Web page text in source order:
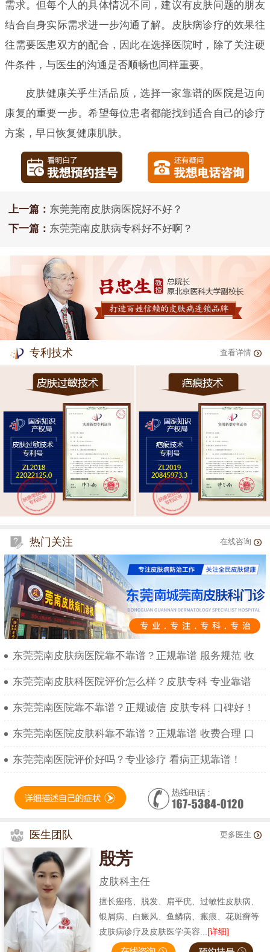
需求。但每个人的具体情况不同，建议有皮肤问题的朋友
结合自身实际需求进一步沟通了解。皮肤病诊疗的效果往
往需要医患双方的配合，因此在选择医院时，除了关注硬
件条件，与医生的沟通是否顺畅也同样重要。
皮肤健康关乎生活品质，选择一家靠谱的医院是迈向
康复的重要一步。希望每位患者都能找到适合自己的诊疗
方案，早日恢复健康肌肤。
上一篇： 东莞莞南皮肤病医院好不好？
下一篇： 东莞莞南皮肤病专科好不好啊？
专利技术 查看详情
热门关注 在线咨询
东莞莞南皮肤病医院靠不靠谱？正规靠谱 服务规范 收
东莞莞南皮肤科医院评价怎么样？皮肤专科 专业靠谱
东莞莞南医院靠不靠谱？正规诚信 皮肤专科 口碑好！
东莞莞南医院皮肤科靠不靠谱？正规靠谱 收费合理 口
东莞莞南医院评价好吗？专业诊疗 看病正规靠谱！
医生团队 更多医生
殷芳
皮肤科主任
擅长痤疮、脱发、扁平疣、过敏性皮肤病、
银屑病、白癜风、鱼鳞病、瘢痕、花斑癣等
皮肤病诊疗及皮肤医学美容... [详细]